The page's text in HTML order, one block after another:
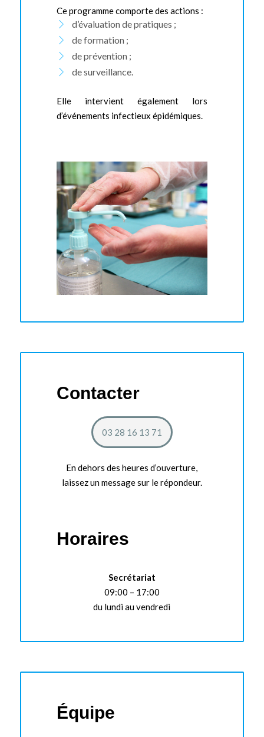
Ce programme comporte des actions :
d’évaluation de pratiques ;
de formation ;
de prévention ;
de surveillance.
Elle intervient également lors
d’événements infectieux épidémiques.
Contacter
03 28 16 13 71
En dehors des heures d’ouverture,
laissez un message sur le répondeur.
Horaires
Secrétariat
09:00 – 17:00
du lundi au vendredi
Équipe